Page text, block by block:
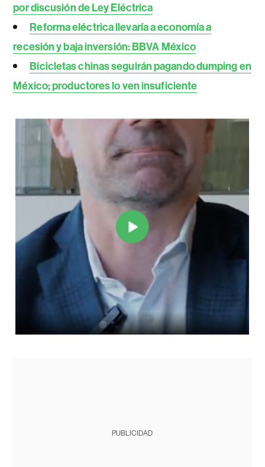
por discusión de Ley Eléctrica
Reforma eléctrica llevaría a economía a
recesión y baja inversión: BBVA México
Bicicletas chinas seguirán pagando dumping en
México; productores lo ven insuficiente
PUBLICIDAD